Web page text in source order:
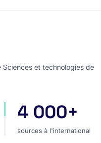
et technologies de
sources à l'international
4 000+
sources à l'international